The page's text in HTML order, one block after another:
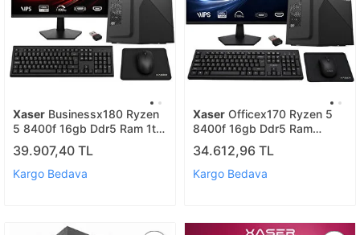
Xaser Businessx180 Ryzen
5 8400f 16gb Ddr5 Ram 1tb
Ssd Gt610 Ekran Kartı 27"
Monitör Ofis Bilgisayarı
39.907,40 TL
Kargo Bedava
Xaser Officex170 Ryzen 5
8400f 16gb Ddr5 Ram
512gb M.2 Ssd Gt610 Ekran
Kartı 27" Monitör Ofis
Bilgisayarı
34.612,96 TL
Kargo Bedava